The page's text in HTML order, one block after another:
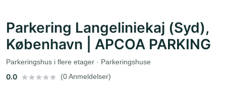
Parkering Langeliniekaj (Syd),
København | APCOA PARKING
Parkeringshus i flere etager · Parkeringshuse
0.0 (0 Anmeldelser)